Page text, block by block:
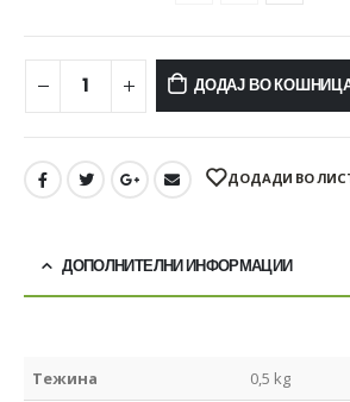
ДОДАЈ ВО
ДОДАДИ ВО
ДОПОЛНИТЕЛНИ ИНФОРМАЦИИ
Тежина 0,5 kg